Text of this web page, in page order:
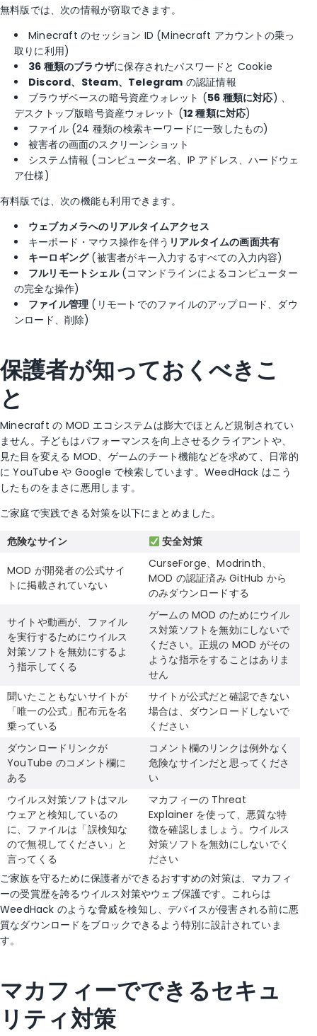
無料版では、次の情報が窃取できます。
Minecraft のセッション ID (Minecraft アカウントの乗っ
取りに利用)
36 種類のブラウザに保存されたパスワードと Cookie
Discord、Steam、Telegram の認証情報
ブラウザベースの暗号資産ウォレット (56 種類に対応) 、
デスクトップ版暗号資産ウォレット (12 種類に対応)
ファイル (24 種類の検索キーワードに一致したもの)
被害者の画面のスクリーンショット
システム情報 (コンピューター名、IP アドレス、ハードウェ
ア仕様)
有料版では、次の機能も利用できます。
ウェブカメラへのリアルタイムアクセス
キーボード・マウス操作を伴う リアルタイムの画面共有
キーロギング(被害者がキー入力するすべての入力内容)
フルリモートシェル(コマンドラインによるコンピューター
の完全な操作)
ファイル管理(リモートでのファイルのアップロード、ダウ
ンロード、削除)
保護者が知っておくべきこ
と
Minecraft の MOD エコシステムは膨大でほとんど規制されてい
ません。子どもはパフォーマンスを向上させるクライアントや、
見た目を変える MOD、ゲームのチート機能などを求めて、日常的
に YouTube や Google で検索しています。WeedHack はこう
したものをまさに悪用します。
ご家庭で実践できる対策を以下にまとめました。
危険なサイン
安全対策
MOD が開発者の公式サイ
トに掲載されていない
CurseForge、Modrinth、
MOD の認証済み GitHub から
のみダウンロードする
サイトや動画が、ファイル
を実行するためにウイルス
対策ソフトを無効にするよ
う指示してくる
ゲームの MOD のためにウイル
ス対策ソフトを無効にしないで
ください。正規の MOD がその
ような指示をすることはありま
せん
聞いたこともないサイトが
「唯一の公式」配布元を名
乗っている
サイトが公式だと確認できない
場合は、ダウンロードしないで
ください
ダウンロードリンクが
YouTube のコメント欄に
ある
コメント欄のリンクは例外なく
危険なサインだと思ってくださ
い
ウイルス対策ソフトはマル
ウェアと検知しているの
に、ファイルは「誤検知な
ので無視してください」と
言ってくる
マカフィーの Threat
Explainer を使って、悪質な特
徴を確認しましょう。ウイルス
対策ソフトを無効にしないでく
ださい
ご家族を守るために保護者ができるおすすめの対策は、マカフィ
ーの受賞歴を誇るウイルス対策やウェブ保護です。これらは
WeedHack のような脅威を検知し、デバイスが侵害される前に悪
質なダウンロードをブロックできるよう特別に設計されていま
す。
マカフィーでできるセキュ
リティ対策